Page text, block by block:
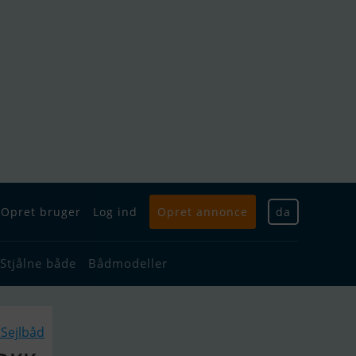
Opret bruger Log ind Opret annonce da
Stjålne både Bådmodeller
Sejlbåd